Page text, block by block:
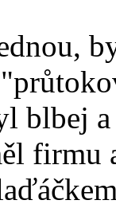
blbej
firmu